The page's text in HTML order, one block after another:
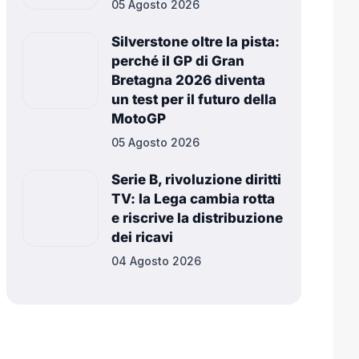
05 Agosto 2026
Silverstone oltre la pista:
perché il GP di Gran
Bretagna 2026 diventa
un test per il futuro della
MotoGP
05 Agosto 2026
Serie B, rivoluzione diritti
TV: la Lega cambia rotta
e riscrive la distribuzione
dei ricavi
04 Agosto 2026